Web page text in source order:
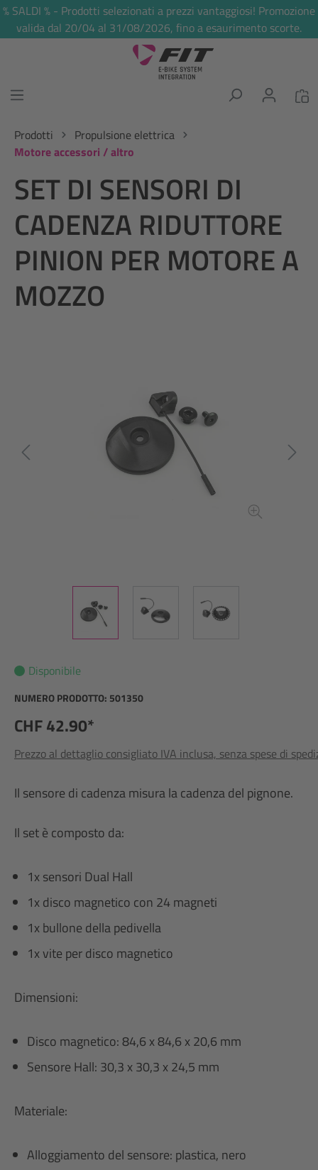
principale
% SALDI % - Prodotti selezionati a prezzi vantaggiosi! Promozione
valida dal 20/04 al 31/08/2026, fino a esaurimento scorte.
Prodotti
Propulsione elettrica
Motore accessori / altro
SET DI SENSORI DI
CADENZA RIDUTTORE
PINION PER MOTORE A
MOZZO
Disponibile
NUMERO PRODOTTO: 501350
CHF 42.90*
Prezzo al dettaglio consigliato IVA inclusa, senza spese di
Il sensore di cadenza misura la cadenza del pignone.
Il set è composto da:
1x sensori Dual Hall
1x disco magnetico con 24 magneti
1x bullone della pedivella
1x vite per disco magnetico
Dimensioni:
Disco magnetico: 84,6 x 84,6 x 20,6 mm
Sensore Hall: 30,3 x 30,3 x 24,5 mm
Materiale:
Alloggiamento del sensore: plastica, nero